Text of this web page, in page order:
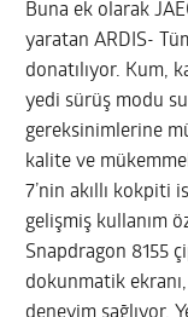
Buna ek olarak
yaratan ARDIS-
donatılıyor. Kum,
yedi sürüş modu
gereksinimlerine
kalite ve
7’nin akıllı kokpiti
gelişmiş kullanım
Snapdragon 8155
dokunmatik